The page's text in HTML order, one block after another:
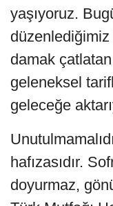
yaşıyoruz.
düzenlediğimiz
damak
geleneksel
geleceğe
hafızasıdır.
doyurmaz,